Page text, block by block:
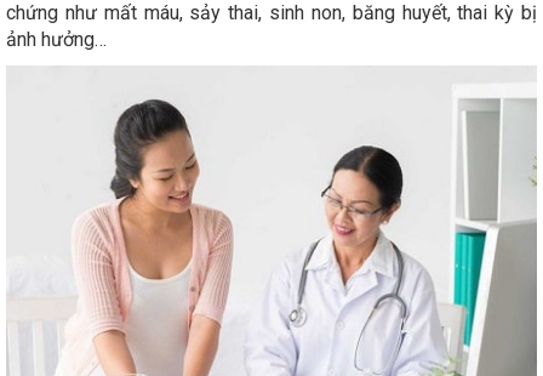
chứng như mất máu, sảy thai, sinh non, băng huyết, thai kỳ bị
ảnh hưởng…